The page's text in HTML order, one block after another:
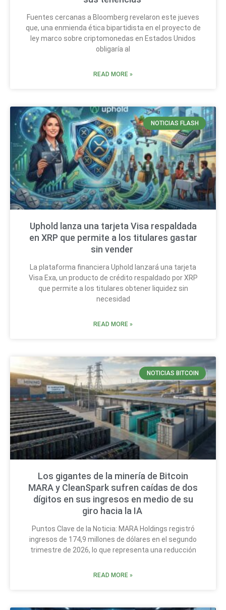
Fuentes cercanas a Bloomberg revelaron este jueves
que, una enmienda ética bipartidista en el proyecto de
ley marco sobre criptomonedas en Estados Unidos
obligaría al
READ MORE »
NOTICIAS FLASH
Uphold lanza una tarjeta Visa respaldada
en XRP que permite a los titulares gastar
sin vender
La plataforma financiera Uphold lanzará una tarjeta
Visa Exa, un producto de crédito respaldado por XRP
que permite a los titulares obtener liquidez sin
necesidad
READ MORE »
NOTICIAS BITCOIN
Los gigantes de la minería de Bitcoin
MARA y CleanSpark sufren caídas de dos
dígitos en sus ingresos en medio de su
giro hacia la IA
Puntos Clave de la Noticia: MARA Holdings registró
ingresos de 174,9 millones de dólares en el segundo
trimestre de 2026, lo que representa una reducción
READ MORE »